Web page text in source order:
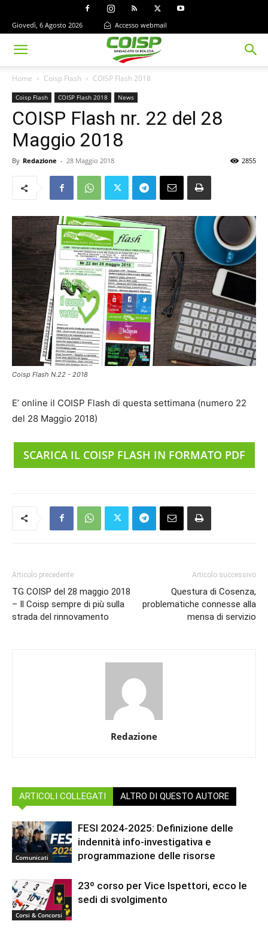
Giovedì, 6 Agosto 2026 Accesso webmail
Home Coisp Flash COISP Flash 2018
Coisp Flash COISP Flash 2018 News
COISP Flash nr. 22 del 28
Maggio 2018
By Redazione - 28 Maggio 2018 2855
Coisp Flash N.22 - 2018
E’ online il COISP Flash di questa settimana (numero 22
del 28 Maggio 2018)
SCARICA IL COISP FLASH IN FORMATO PDF
Articolo precedente
TG COISP del 28 maggio 2018
– Il Coisp sempre di più sulla
strada del rinnovamento
Articolo successivo
Questura di Cosenza,
problematiche connesse alla
mensa di servizio
Redazione
ARTICOLI COLLEGATI ALTRO DI QUESTO AUTORE
Comunicati
FESI 2024-2025: Definizione delle
indennità info-investigativa e
programmazione delle risorse
Corsi & Concorsi
23º corso per Vice Ispettori, ecco le
sedi di svolgimento